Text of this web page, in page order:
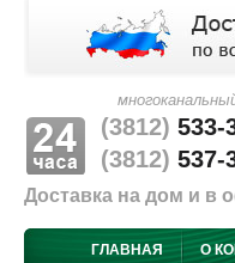
(3812) 533-
(3812) 537-
Доставка на дом и в
ГЛАВНАЯ О